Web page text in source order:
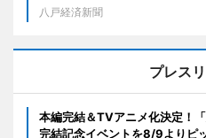
八戸経済新聞
プレス
本編完結＆TVアニメ化決定！
完結記念イベントを8/9よりピ